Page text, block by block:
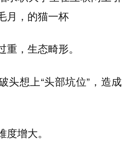
月，的猫一杯
，生态畸形。
头想上“头部坑位”，造成
增大。